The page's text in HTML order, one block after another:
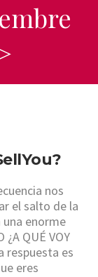
nos
el salto de la
enorme
QUÉ VOY
respuesta es
eres